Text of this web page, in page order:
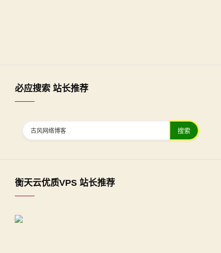
必应搜索 站长推荐
搜索
衡天云优质VPS 站长推荐